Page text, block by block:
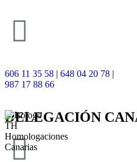
606 11 35 58 | 648 04 20 78 |
987 17 88 66
DELEGACIÓN